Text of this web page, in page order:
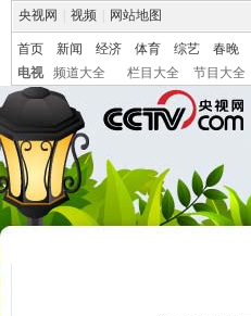
央视网 视频 网站地图
首页 新闻 经济 体育 综艺 春晚
电视
频道大全 栏目大全 节目大全